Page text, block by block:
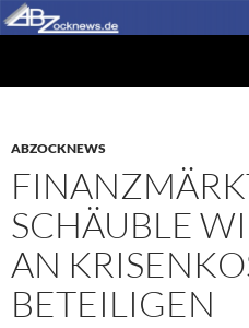
Zum
Inhalt
ABZOCKNEWS
SCHÄUBLE
AN
BETEILIGEN